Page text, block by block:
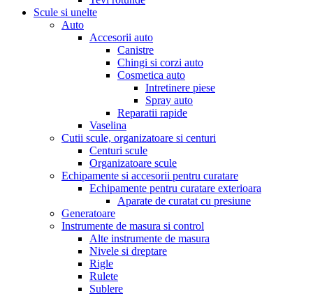
Scule si unelte
Auto
Accesorii auto
Canistre
Chingi si corzi auto
Cosmetica auto
Intretinere piese
Spray auto
Reparatii rapide
Vaselina
Cutii scule, organizatoare si centuri
Centuri scule
Organizatoare scule
Echipamente si accesorii pentru curatare
Echipamente pentru curatare exterioara
Aparate de curatat cu presiune
Generatoare
Instrumente de masura si control
Alte instrumente de masura
Nivele si dreptare
Rigle
Rulete
Sublere